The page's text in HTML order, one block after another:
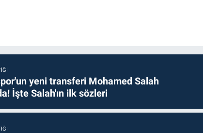
yeni transferi Mohamed Salah
İşte Salah'ın ilk sözleri